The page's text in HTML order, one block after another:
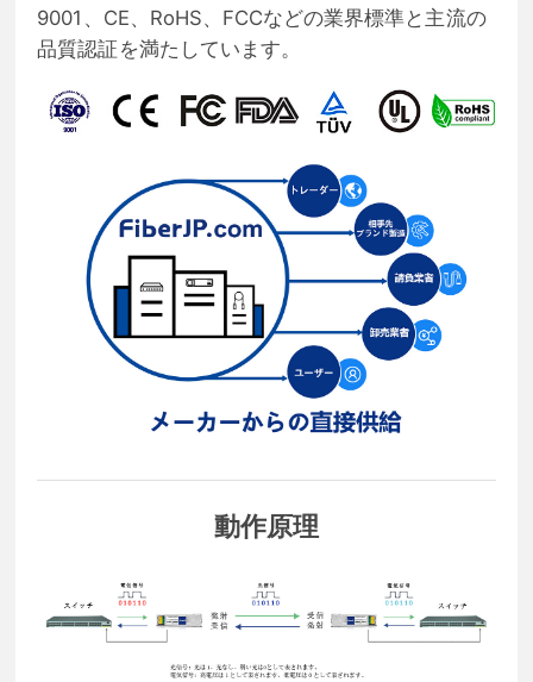
9001、CE、RoHS、FCCなどの業界標準と主流の
品質認証を満たしています。
動作原理